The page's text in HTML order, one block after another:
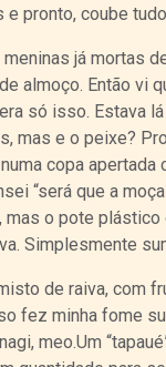
pronto, coube
já mortas
almoço. Então vi
só isso. Estava
mas e o peixe?
copa apertada
“será que a
mas o pote plástico
Simplesmente
de raiva, com
fez minha fome
meo.Um